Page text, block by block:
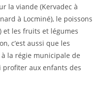
la viande (Kervadec à
à Locminé), le poissons
et les fruits et légumes
c’est aussi que les
la régie municipale de
profiter aux enfants des